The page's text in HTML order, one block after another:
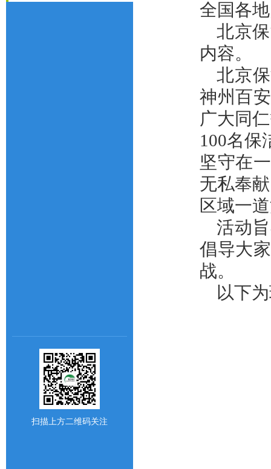
扫描上方二维码关注
全国各
北京
内容。
北京
神州百
广大同
100名保
坚守在
无私奉
区域一
活动
倡导大
战。
以下